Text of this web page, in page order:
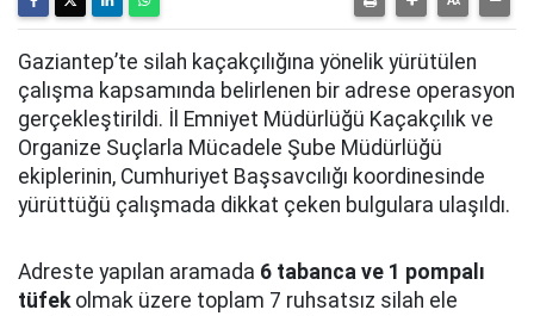
Gaziantep’te silah kaçakçılığına yönelik yürütülen
çalışma kapsamında belirlenen bir adrese operasyon
gerçekleştirildi. İl Emniyet Müdürlüğü Kaçakçılık ve
Organize Suçlarla Mücadele Şube Müdürlüğü
ekiplerinin, Cumhuriyet Başsavcılığı koordinesinde
yürüttüğü çalışmada dikkat çeken bulgulara ulaşıldı.
Adreste yapılan aramada 6 tabanca ve 1 pompalı
tüfek olmak üzere toplam 7 ruhsatsız silah ele